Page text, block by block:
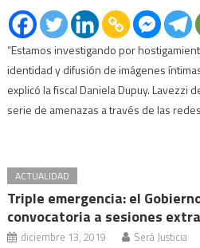
“Estamos investigando por
identidad y difusión de imágenes
explicó la fiscal Daniela Dupuy. Lavezzi
serie de amenazas a través de las
ACTUALIDAD
Triple emergencia: el
convocatoria a sesiones
diciembre 13, 2019 Será Justicia